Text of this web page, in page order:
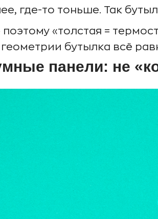
где-то тоньше. Так
«толстая =
бутылка всё
панели: не